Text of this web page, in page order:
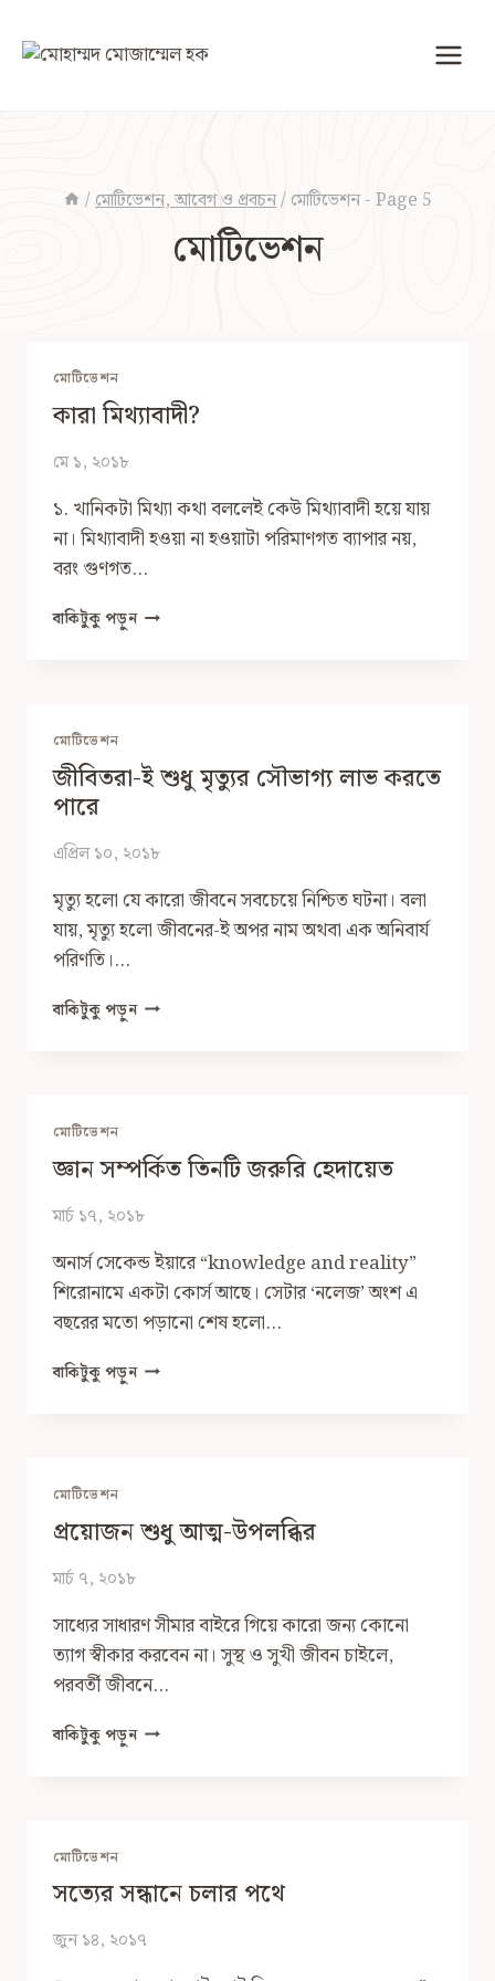
/মোটিভেশন, আবেগ ও প্রবচন/ মোটিভেশন- Page 5
মোটিভেশন
মোটিভেশন
কারা মিথ্যাবাদী?
মে ১, ২০১৮
১. খানিকটা মিথ্যা কথা বললেই কেউ মিথ্যাবাদী হয়ে যায়
না। মিথ্যাবাদী হওয়া না হওয়াটা পরিমাণগত ব্যাপার নয়,
বরং গুণগত…
বাকিটুকু পড়ুনকারা
মোটিভেশন
জীবিতরা-ই শুধু মৃত্যুর সৌভাগ্য লাভ করতে
পারে
এপ্রিল ১০, ২০১৮
মৃত্যু হলো যে কারো জীবনে সবচেয়ে নিশ্চিত ঘটনা। বলা
যায়, মৃত্যু হলো জীবনের-ই অপর নাম অথবা এক অনিবার্য
পরিণতি।…
বাকিটুকু পড়ুনজীবিতরা-
পারে
মোটিভেশন
জ্ঞান সম্পর্কিত তিনটি জরুরি হেদায়েত
মার্চ ১৭, ২০১৮
অনার্স সেকেন্ড ইয়ারে “knowledge and reality”
শিরোনামে একটা কোর্স আছে। সেটার ‘নলেজ’ অংশ এ
বছরের মতো পড়ানো শেষ হলো…
বাকিটুকু পড়ুনজ্ঞান
মোটিভেশন
প্রয়োজন শুধু আত্ম-উপলব্ধির
মার্চ ৭, ২০১৮
সাধ‍্যের সাধারণ সীমার বাইরে গিয়ে কারো জন্য কোনো
ত্যাগ স্বীকার করবেন না। সুস্থ ও সুখী জীবন চাইলে,
পরবর্তী জীবনে…
বাকিটুকু পড়ুনপ্রয়োজন
মোটিভেশন
সত্যের সন্ধানে চলার পথে
জুন ১৪, ২০১৭